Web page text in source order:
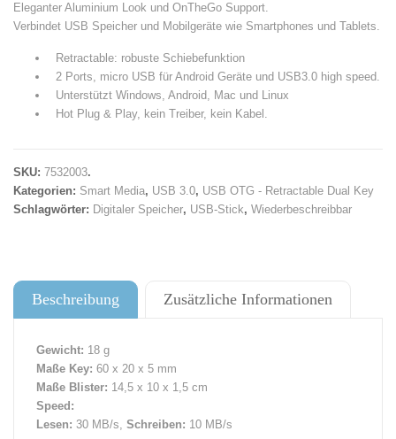
Eleganter Aluminium Look und OnTheGo Support.
Verbindet USB Speicher und Mobilgeräte wie Smartphones und Tablets.
Retractable: robuste Schiebefunktion
2 Ports, micro USB für Android Geräte und USB3.0 high speed.
Unterstützt Windows, Android, Mac und Linux
Hot Plug & Play, kein Treiber, kein Kabel.
SKU: 7532003.
Kategorien: Smart Media, USB 3.0, USB OTG - Retractable Dual Key
Schlagwörter: Digitaler Speicher, USB-Stick, Wiederbeschreibbar
Beschreibung Zusätzliche Informationen
Gewicht: 18 g
Maße Key: 60 x 20 x 5 mm
Maße Blister: 14,5 x 10 x 1,5 cm
Speed:
Lesen: 30 MB/s, Schreiben: 10 MB/s